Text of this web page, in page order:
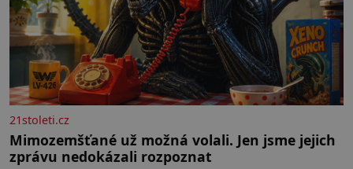
21stoleti.cz
Mimozemšťané už možná volali. Jen jsme jejich
zprávu nedokázali rozpoznat